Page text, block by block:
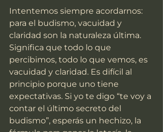
Intentemos siempre acordarnos:
para el budismo, vacuidad y
claridad son la naturaleza última.
Significa que todo lo que
percibimos, todo lo que vemos, es
vacuidad y claridad. Es difícil al
principio porque uno tiene
expectativas. Si yo te digo “te voy a
contar el último secreto del
budismo”, esperás un hechizo, la